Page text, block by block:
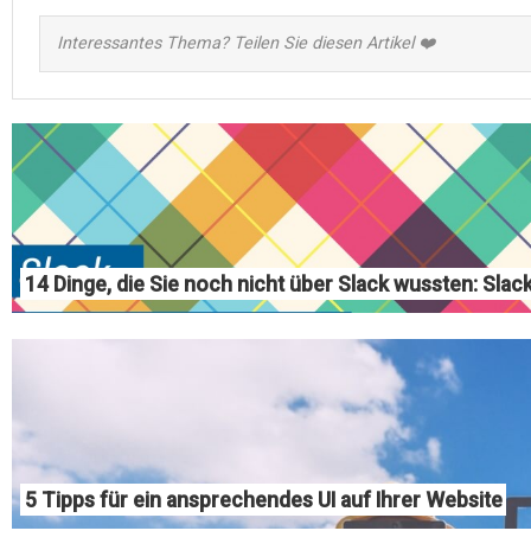
Interessantes Thema? Teilen Sie diesen Artikel ❤️
14 Dinge, die Sie noch nicht über Slack wussten:
5 Tipps für ein ansprechendes UI auf Ihrer Website